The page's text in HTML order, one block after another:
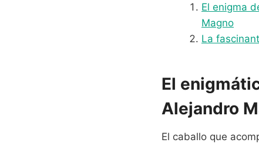
El enigma
Magno
La
El
Alejandro
El caballo que